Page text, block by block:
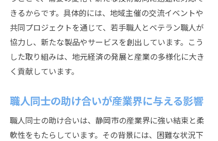
きるからです。具体的には、地域主催の交流イベントや
共同プロジェクトを通じて、若手職人とベテラン職人が
協力し、新たな製品やサービスを創出しています。こう
した取り組みは、地元経済の発展と産業の多様化に大き
く貢献しています。
職人同士の助け合いが産業界に与える影響
職人同士の助け合いは、静岡市の産業界に強い結束と柔
軟性をもたらしています。その背景には、困難な状況下